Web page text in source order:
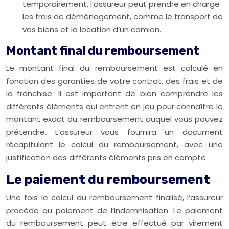
temporairement, l’assureur peut prendre en charge
les frais de déménagement, comme le transport de
vos biens et la location d’un camion.
Montant final du remboursement
Le montant final du remboursement est calculé en
fonction des garanties de votre contrat, des frais et de
la franchise. Il est important de bien comprendre les
différents éléments qui entrent en jeu pour connaître le
montant exact du remboursement auquel vous pouvez
prétendre. L’assureur vous fournira un document
récapitulant le calcul du remboursement, avec une
justification des différents éléments pris en compte.
Le paiement du remboursement
Une fois le calcul du remboursement finalisé, l’assureur
procède au paiement de l’indemnisation. Le paiement
du remboursement peut être effectué par virement